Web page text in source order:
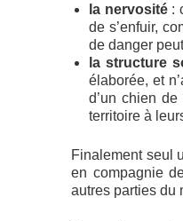
la nervosité :
de s’enfuir,
de danger
la structure
élaborée, et
d’un chien
territoire à
Finalement seul
en compagnie
autres parties du